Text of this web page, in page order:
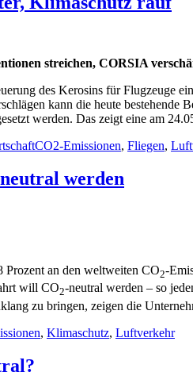
streichen, CORSIA
des Kerosins für Flugzeuge
kann die heute
werden. Das zeigt eine am
Schlagworte
CO2-Emissionen, Fliegen,
werden
an den weltweiten CO2-
will CO2-neutral werden – so
zu bringen, zeigen die
, Klimaschutz, Luftverkehr